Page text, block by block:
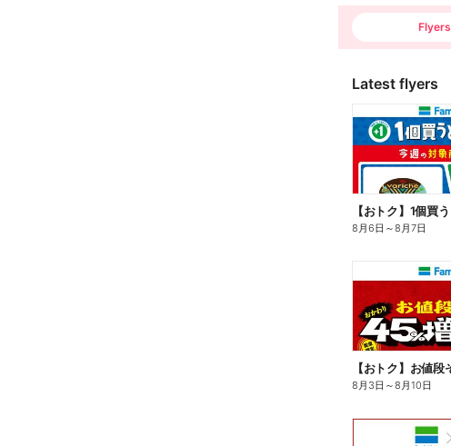
Flyers
Latest flyers
8月6日 ～8月7日
8月3日 ～8月10日